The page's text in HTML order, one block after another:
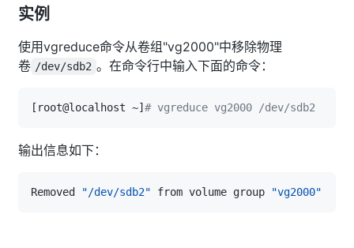
实例
使用vgreduce命令从卷组"vg2000"中移除物理
卷 /dev/sdb2 。在命令行中输入下面的命令：
[ root@localhost ~] # vgreduce vg2000 /dev/sdb2    #将
输出信息如下：
Removed "/dev/sdb2" from volume group "vg2000"